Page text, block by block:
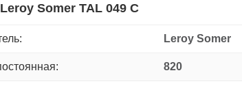
Somer TAL 049 C
Leroy Somer
820